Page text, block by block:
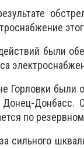
были
Горловки
Донбасс.
по
сильного